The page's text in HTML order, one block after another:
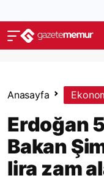
Anasayfa
Erdoğan
Bakan
lira zam